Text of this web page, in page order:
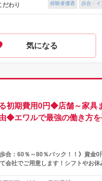
だわり 経験者優遇 歩合・イ
気になる
初期費用0円◆店舗～家
◆エワルで最強の働き方
歩合：60％～80％バック！！》資金
会社でご用意します！シフトやお